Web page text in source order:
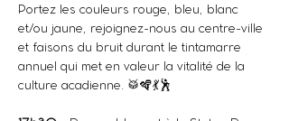
Portez les couleurs rouge, bleu, blanc
et/ou jaune, rejoignez-nous au centre-ville
et faisons du bruit durant le tintamarre
annuel qui met en valeur la vitalité de la
culture acadienne. 🥁🪇💃🕺